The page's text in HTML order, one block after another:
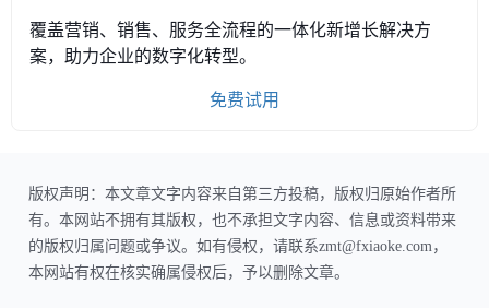
覆盖营销、销售、服务全流程的一体化新增长解决方
案，助力企业的数字化转型。
免费试用
版权声明：本文章文字内容来自第三方投稿，版权归原始作者所
有。本网站不拥有其版权，也不承担文字内容、信息或资料带来
的版权归属问题或争议。如有侵权，请联系zmt@fxiaoke.com，
本网站有权在核实确属侵权后，予以删除文章。